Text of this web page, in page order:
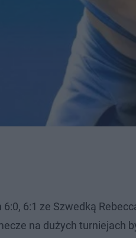
6:1 ze Szwedką
na dużych turniejach